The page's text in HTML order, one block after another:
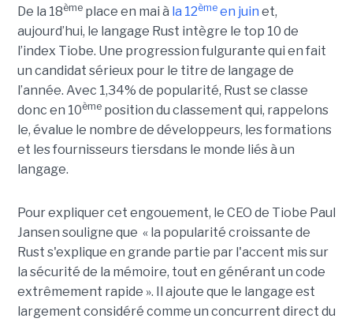
De la 18èmeplace en mai à la 12èmeen juin et,
aujourd’hui, le langage Rust intègre le top 10 de
l’index Tiobe. Une progression fulgurante qui en fait
un candidat sérieux pour le titre de langage de
l’année. Avec 1,34% de popularité, Rust se classe
donc en 10èmeposition du classement qui, rappelons
le, évalue le nombre de développeurs, les formations
et les fournisseurs tiersdans le monde liés à un
langage.
Pour expliquer cet engouement, le CEO de Tiobe Paul
Jansen souligne que « la popularité croissante de
Rust s'explique en grande partie par l'accent mis sur
la sécurité de la mémoire, tout en générant un code
extrêmement rapide ». Il ajoute que le langage est
largement considéré comme un concurrent direct du